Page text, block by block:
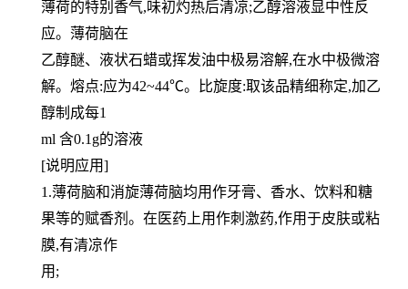
薄荷的特别香气,味初灼热后清凉;乙醇溶液显中性反
应。薄荷脑在
乙醇醚、液状石蜡或挥发油中极易溶解,在水中极微溶
解。熔点:应为42~44℃。比旋度:取该品精细称定,加乙
醇制成每1
ml 含0.1g的溶液
[说明应用]
1.薄荷脑和消旋薄荷脑均用作牙膏、香水、饮料和糖
果等的赋香剂。在医药上用作刺激药,作用于皮肤或粘
膜,有清凉作
用;